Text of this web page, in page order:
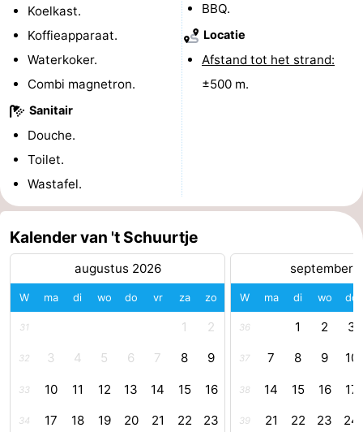
Steden
Natuur
Sporten
Zwembaden
-
Paardrijden
-
Golfbanen
-
Surfen
Vuurtoren
en
Haaientanden
Evenementen
Praktisch
Koelkast.
Koffieapparaat.
Waterkoker.
Combi magnetron.
Sanitair
Douche.
Toilet.
Wastafel.
BBQ.
Locatie
Afstand tot het strand:
±500 m.
Kalender van 't Schuurtje
augustus 2026
W ma di wo do vr za zo
31 1 2
32 3 4 5 6 7 8 9
33 10 11 12 13 14 15 16
34 17 18 19 20 21 22 23
september
W ma di wo do
36 1 2 3
37 7 8 9 10
38 14 15 16 17
39 21 22 23 24